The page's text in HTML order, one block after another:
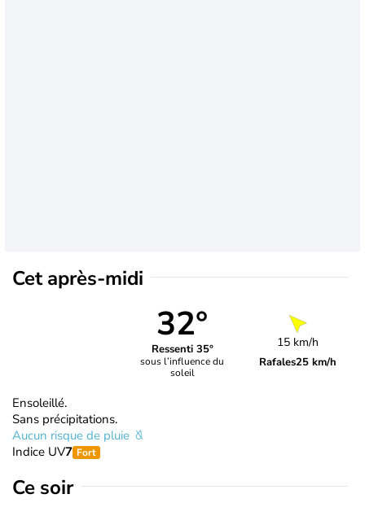
Cet après-midi
32°
Ressenti 35°
sous l’influence du
soleil
15 km/h
Rafales25 km/h
Ensoleillé.
Sans précipitations.
Aucun risque de pluie
Indice UV7 Fort
Ce soir